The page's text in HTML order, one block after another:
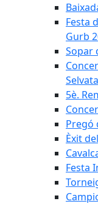
Festa
Gurb
Sopar
5è.
Pregó
Èxit
Festa